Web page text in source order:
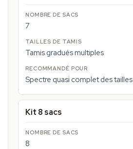
7
Tamis gradués multiples
Spectre quasi complet des
Kit 8 sacs
8